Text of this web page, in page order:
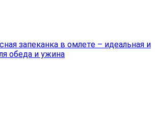
запеканка в омлете – идеальная и
обеда и ужина